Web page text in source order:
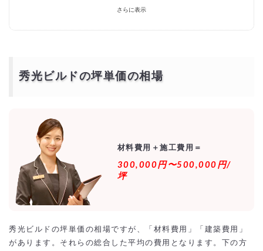
秀光ビルド住宅を総額1000万円以下で建てれる坪数の実例は？
300万円・400万円・500万円でも秀光ビルド住宅の平屋なら建てれ
る？
秀光ビルド以外のローコスト住宅のおすすめのハウス
メーカーのランキング
秀光ビルドなら総額1500万以下で土地込み30坪〜35
坪は可能！？
秀光ビルド住宅の土地代の相場（地方別）
秀光ビルド住宅の施工事例【外観画像・坪単価】
秀光ビルド住宅の相場をオーバーしないように最安値
さらに表示
秀光ビルドの坪単価の相場
材料費用＋施工費用＝
300,000円〜500,000円/
坪
秀光ビルドの坪単価の相場ですが、「材料費用」「建築費用」
があります。それらの総合した平均の費用となります。下の方